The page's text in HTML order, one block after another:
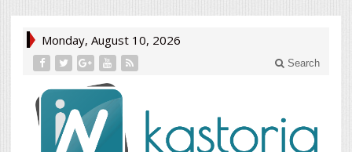
Monday, August 10, 2026
Search